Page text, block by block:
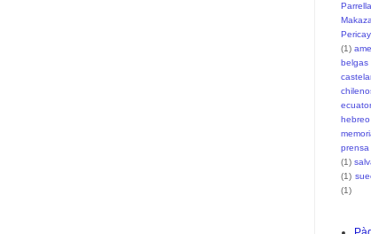
Parrella
Pericay
(1)
belgas
hebreo
prensa
(1)
(1)
(1)